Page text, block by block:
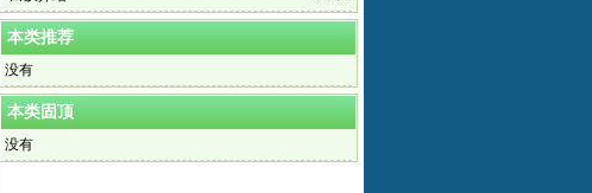
本类推荐
没有
本类固顶
没有